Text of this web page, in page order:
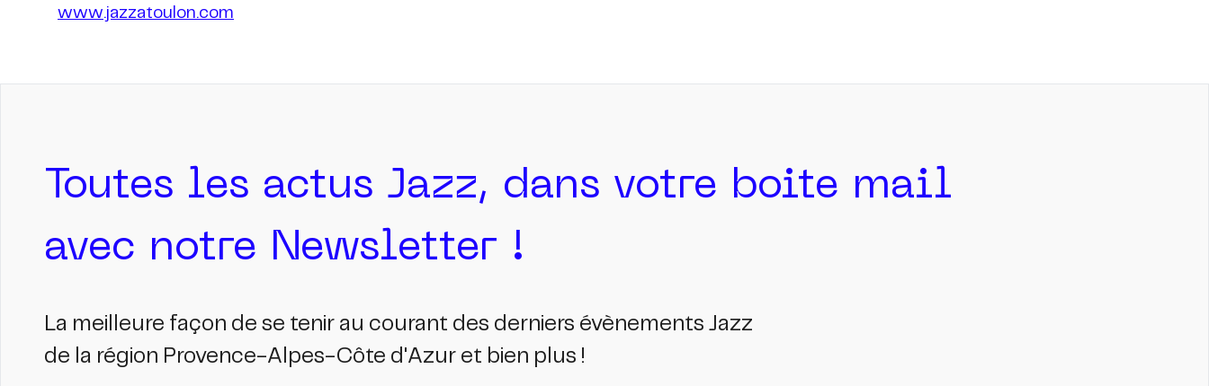
www.jazzatoulon.com
Toutes les actus Jazz, dans votre boite mail
avec notre Newsletter !
La meilleure façon de se tenir au courant des derniers évènements Jazz
de la région Provence-Alpes-Côte d'Azur et bien plus !